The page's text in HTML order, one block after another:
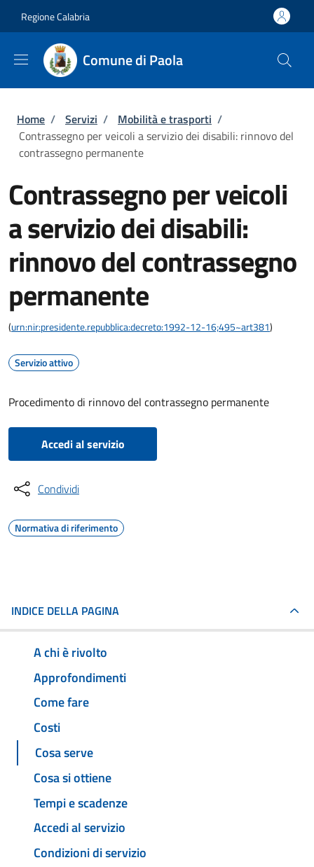
Regione Calabria
Comune di Paola
Briciole di pane
Home / Servizi / Mobilità e trasporti /
Contrassegno per veicoli a servizio dei disabili: rinnovo del
contrassegno permanente
Contrassegno per veicoli
a servizio dei disabili:
rinnovo del contrassegno
permanente
(urn:nir:presidente.repubblica:decreto:1992-12-16;495~art381)
Servizio attivo
Procedimento di rinnovo del contrassegno permanente
Accedi al servizio
Condividi
Normativa di riferimento
INDICE DELLA PAGINA
A chi è rivolto
Approfondimenti
Come fare
Costi
Cosa serve
Cosa si ottiene
Tempi e scadenze
Accedi al servizio
Condizioni di servizio